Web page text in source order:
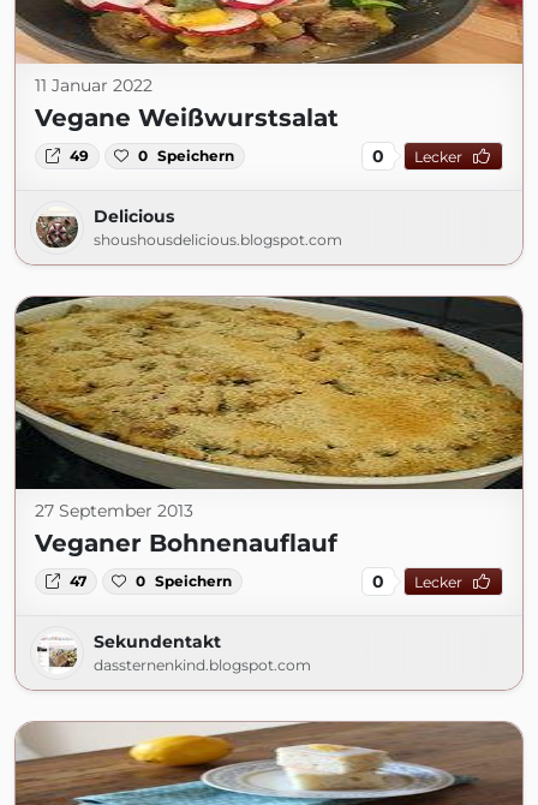
11 Januar 2022
Vegane Weißwurstsalat
49 0 Speichern 0 Lecker
Delicious
shoushousdelicious.blogspot.com
27 September 2013
Veganer Bohnenauflauf
47 0 Speichern 0 Lecker
Sekundentakt
dassternenkind.blogspot.com